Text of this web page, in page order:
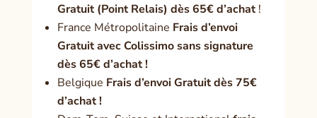
Gratuit (Point Relais) dès 65€ d’achat!
France Métropolitaine Frais d’envoi
Gratuit avec Colissimo sans signature
dès 65€ d’achat !
Belgique Frais d’envoi Gratuit dès 75€
d’achat !